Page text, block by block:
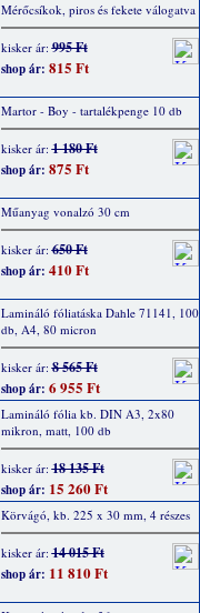
Mérőcsíkok, piros és fekete válogatva
kisker ár:995 Ft
shop ár: 815 Ft
Martor - Boy - tartalékpenge 10 db
kisker ár:1 180 Ft
shop ár: 875 Ft
Műanyag vonalzó 30 cm
kisker ár:650 Ft
shop ár: 410 Ft
Lamináló fóliatáska Dahle 71141, 100
db, A4, 80 micron
kisker ár:8 565 Ft
shop ár: 6 955 Ft
Lamináló fólia kb. DIN A3, 2x80
mikron, matt, 100 db
kisker ár:18 135 Ft
shop ár: 15 260 Ft
Körvágó, kb. 225 x 30 mm, 4 részes
kisker ár:14 015 Ft
shop ár: 11 810 Ft